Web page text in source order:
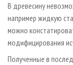
В древесину
например жидкую
можно
модифицирования
Полученные в